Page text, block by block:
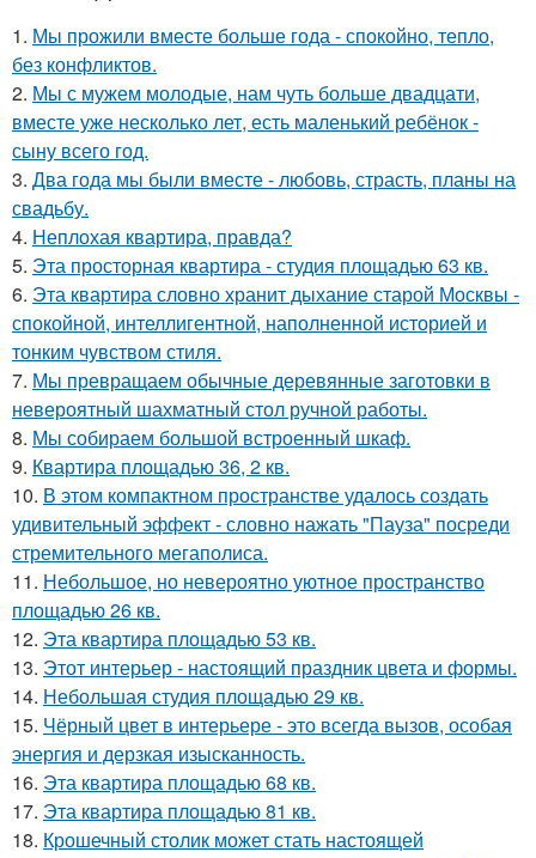
1. Мы прожили вместе больше года - спокойно, тепло,
без конфликтов.
2. Мы с мужем молодые, нам чуть больше двадцати,
вместе уже несколько лет, есть маленький ребёнок -
сыну всего год.
3. Два года мы были вместе - любовь, страсть, планы на
свадьбу.
4. Неплохая квартира, правда?
5. Эта просторная квартира - студия площадью 63 кв.
6. Эта квартира словно хранит дыхание старой Москвы -
спокойной, интеллигентной, наполненной историей и
тонким чувством стиля.
7. Мы превращаем обычные деревянные заготовки в
невероятный шахматный стол ручной работы.
8. Мы собираем большой встроенный шкаф.
9. Квартира площадью 36, 2 кв.
10. В этом компактном пространстве удалось создать
удивительный эффект - словно нажать "Пауза" посреди
стремительного мегаполиса.
11. Небольшое, но невероятно уютное пространство
площадью 26 кв.
12. Эта квартира площадью 53 кв.
13. Этот интерьер - настоящий праздник цвета и формы.
14. Небольшая студия площадью 29 кв.
15. Чёрный цвет в интерьере - это всегда вызов, особая
энергия и дерзкая изысканность.
16. Эта квартира площадью 68 кв.
17. Эта квартира площадью 81 кв.
18. Крошечный столик может стать настоящей